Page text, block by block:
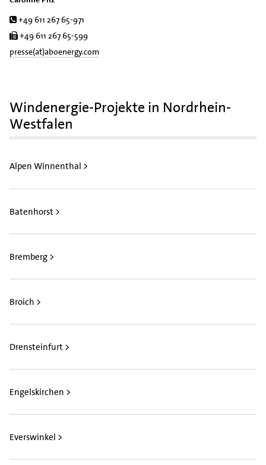
Tel.
+49 611 267 65-971
Fax
+49 611 267 65-599
presse(at)aboenergy.com
Windenergie-Projekte in Nordrhein-
Westfalen
Alpen Winnenthal >
Batenhorst >
Bremberg >
Broich >
Drensteinfurt >
Engelskirchen >
Everswinkel >